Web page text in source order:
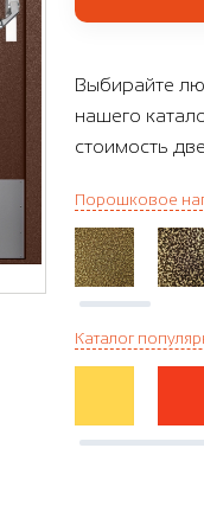
Выбирайте
нашего
стоимость
Порошковое
Каталог